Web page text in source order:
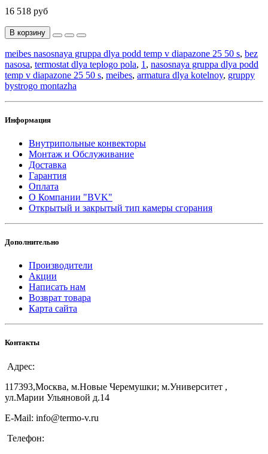
16 518 руб
В корзину
meibes nasosnaya gruppa dlya podd temp v diapazone 25 50 s, bez
nasosa, termostat dlya teplogo pola, 1 , nasosnaya gruppa dlya podd
temp v diapazone 25 50 s, meibes, armatura dlya kotelnoy, gruppy
bystrogo montazha
Информация
Внутрипольные конвекторы
Монтаж и Обслуживание
Доставка
Гарантия
Оплата
О Компании "BVK"
Открытый и закрытый тип камеры сгорания
Дополнительно
Производители
Акции
Написать нам
Возврат товара
Карта сайта
Контакты
Адрес:
117393,Москва, м.Новые Черемушки; м.Университет ,
ул.Марии Ульяновой д.14
E-Mail: info@termo-v.ru
Телефон: